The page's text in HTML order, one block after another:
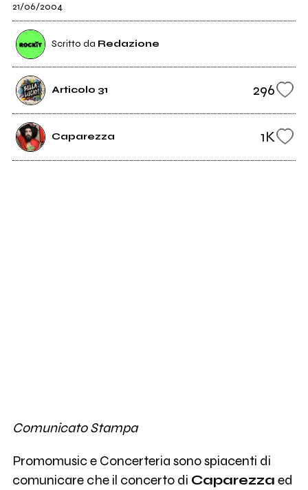
21/06/2004
Scritto da Redazione
Articolo 31 296
Caparezza 1K
Comunicato Stampa
Promomusic e Concerteria sono spiacenti di
comunicare che il concerto di Caparezza ed